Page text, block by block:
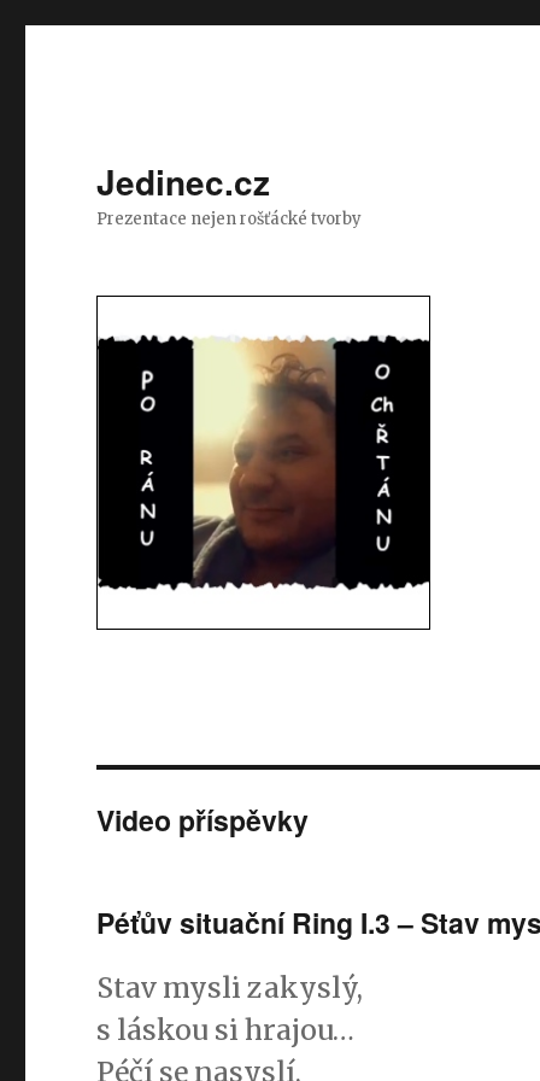
Jedinec.cz
Prezentace nejen rošťácké tvorby
Video příspěvky
Péťův situační Ring I.3 – Stav
Stav mysli zakyslý,
s láskou si hrajou…
Péčí se nasyslí,